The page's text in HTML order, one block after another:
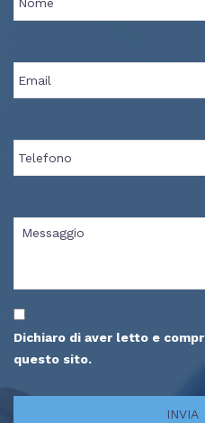
Dichiaro di aver letto e
questo sito.
INVIA